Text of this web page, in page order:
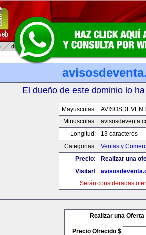
El dueño de este dominio lo
Mayusculas:
Minusculas:
Longitud:
13 caracteres
Categorias:
Ventas y
Precio:
Realizar una
Visitar!
Serán consideradas
Realizar una Oferta
Precio Ofrecido $